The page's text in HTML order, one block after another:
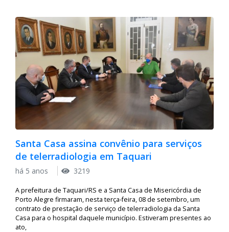
Santa Casa assina convênio para serviços
de telerradiologia em Taquari
há 5 anos 3219
A prefeitura de Taquari/RS e a Santa Casa de Misericórdia de
Porto Alegre firmaram, nesta terça-feira, 08 de setembro, um
contrato de prestação de serviço de telerradiologia da Santa
Casa para o hospital daquele município. Estiveram presentes ao
ato,